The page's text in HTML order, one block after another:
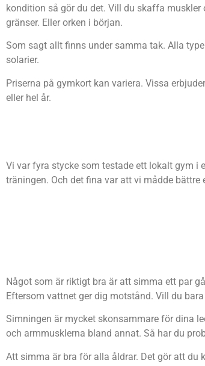
kondition så gör du det. Vill du skaffa
gränser. Eller orken i början.
Som sagt allt finns under samma tak. Alla
solarier.
Priserna på gymkort kan variera. Vissa
eller hel år.
Vi var fyra stycke som testade ett lokalt gym i
träningen. Och det fina var att vi mådde
Något som är riktigt bra är att simma ett par
Eftersom vattnet ger dig motstånd. Vill du
Simningen är mycket skonsammare för dina
och armmusklerna bland annat. Så har du
Att simma är bra för alla åldrar. Det gör att du